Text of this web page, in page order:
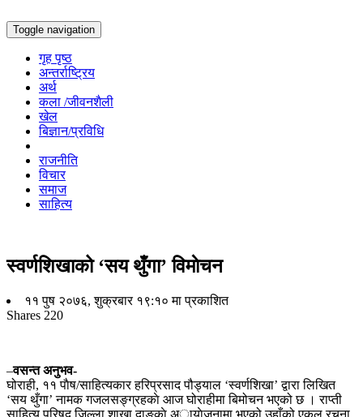
Toggle navigation
गृह पृष्ठ
अन्तर्राष्ट्रिय
अर्थ
कला /जीवनशैली
खेल
बिज्ञान/प्रविधि
राजनीति
विचार
समाज
साहित्य
स्वर्णशिखाको ‘सय थुँगा’ विमाेचन
११ पुष २०७६, शुक्रबार १९:१० मा प्रकाशित
Shares 220
–वसन्त अनुभव-
घोराही, ११ पाैष/साहित्यकार हरिप्रसाद पौड्याल ‘स्वर्णशिखा’ द्वारा लिखित
‘सय थुँगा’ नामक गजलसङ्ग्रहकाे आज घोराहीमा बिमोचन भएको छ । राप्ती
साहित्य परिषद् जिल्ला शाखा दाङकाे अायाेजनामा भएको उहाँको एकल रचना